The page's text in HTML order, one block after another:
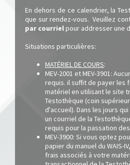
En dehors de ce calendrier, la
que sur rendez-vous. Veuillez
par courrielpour addresser une
Situations particulières:
MATÉRIEL DE COURS:
MEV-2001 et MEV-3901:
requis. il suffit de payer les
matériel en utilisant le site
Testothèque (coin
d'accueil). Dans les jours
un courriel de la
requis pour la passation
MEV-3900: Si vous optez
papier du manuel du WAIS-
frais associés à votre